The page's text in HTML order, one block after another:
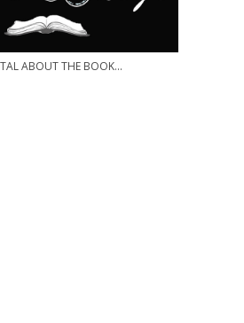
ABOUT THE BOOK...